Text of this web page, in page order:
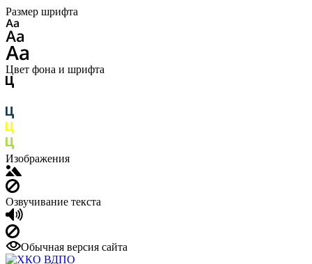
Размер шрифта
Цвет фона и шрифта
Изображения
Озвучивание текста
Обычная версия сайта